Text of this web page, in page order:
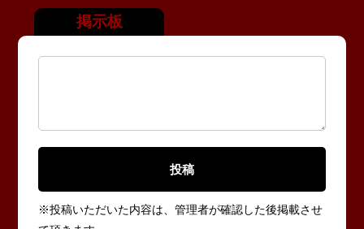
掲示板
※投稿いただいた内容は、管理者が確認した後掲載させ